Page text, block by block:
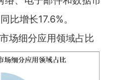
比增长17.6%。
场细分应用领域占比